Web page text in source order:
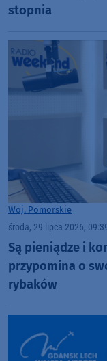
stopnia
Woj. Pomorskie
środa, 29 lipca 2026,
Są pieniądze i
przypomina o
rybaków